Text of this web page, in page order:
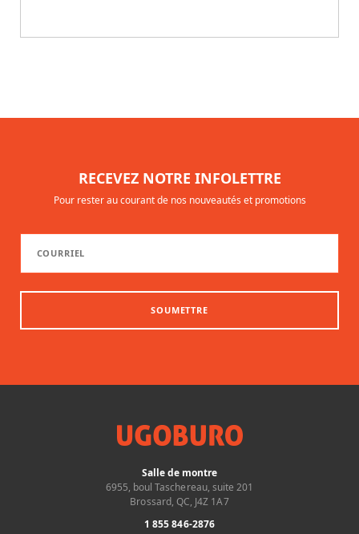
RECEVEZ NOTRE INFOLETTRE
Pour rester au courant de nos nouveautés et promotions
SOUMETTRE
Salle de montre
6955, boul Taschereau, suite 201
Brossard, QC, J4Z 1A7
1 855 846-2876